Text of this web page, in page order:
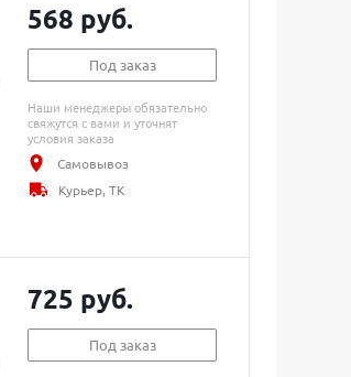
568 руб.
Под заказ
Наши менеджеры обязательно
свяжутся с вами и уточнят
условия заказа
Самовывоз
Курьер, ТК
725 руб.
Под заказ